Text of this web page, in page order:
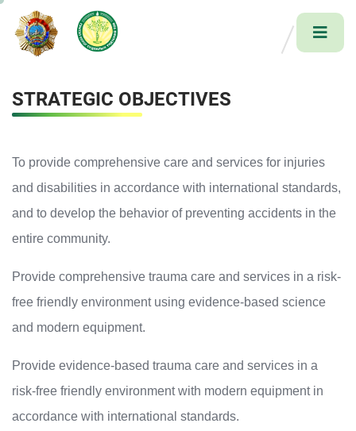
STRATEGIC OBJECTIVES
To provide comprehensive care and services for injuries
and disabilities in accordance with international standards,
and to develop the behavior of preventing accidents in the
entire community.
Provide comprehensive trauma care and services in a risk-
free friendly environment using evidence-based science
and modern equipment.
Provide evidence-based trauma care and services in a
risk-free friendly environment with modern equipment in
accordance with international standards.